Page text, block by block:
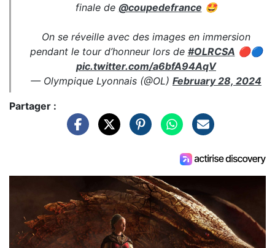
finale de @coupedefrance 🤩
On se réveille avec des images en immersion
pendant le tour d’honneur lors de #OLRCSA 🔴🔵
pic.twitter.com/a6bfA94AqV
— Olympique Lyonnais (@OL) February 28, 2024
Partager :